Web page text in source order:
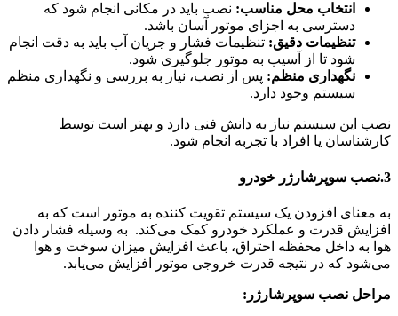
انتخاب محل مناسب: نصب باید در مکانی انجام شود که
دسترسی به اجزای موتور آسان باشد.
تنظیمات دقیق: تنظیمات فشار و جریان آب باید به دقت انجام
شود تا از آسیب به موتور جلوگیری شود.
نگهداری منظم: پس از نصب، نیاز به بررسی و نگهداری منظم
سیستم وجود دارد.
نصب این سیستم نیاز به دانش فنی دارد و بهتر است توسط
کارشناسان یا افراد با تجربه انجام شود.
3.نصب سوپرشارژر خودرو
به معنای افزودن یک سیستم تقویت کننده به موتور است که به
افزایش قدرت و عملکرد خودرو کمک می‌کند. به وسیله فشار دادن
هوا به داخل محفظه احتراق، باعث افزایش میزان سوخت و هوا
می‌شود که در نتیجه قدرت خروجی موتور افزایش می‌یابد.
مراحل نصب سوپرشارژر: